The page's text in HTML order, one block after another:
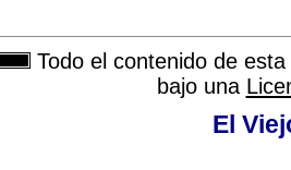
Todo el contenido de
bajo una
El